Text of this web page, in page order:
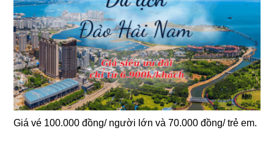
Giá vé 100.000 đồng/ người lớn và 70.000 đồng/ trẻ em.